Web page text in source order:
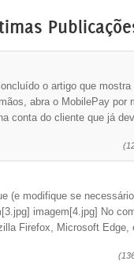
o artigo que
abra o MobilePay por
conta do cliente que já
(e modifique se
imagem[4.jpg] No
Firefox, Microsoft Edge,